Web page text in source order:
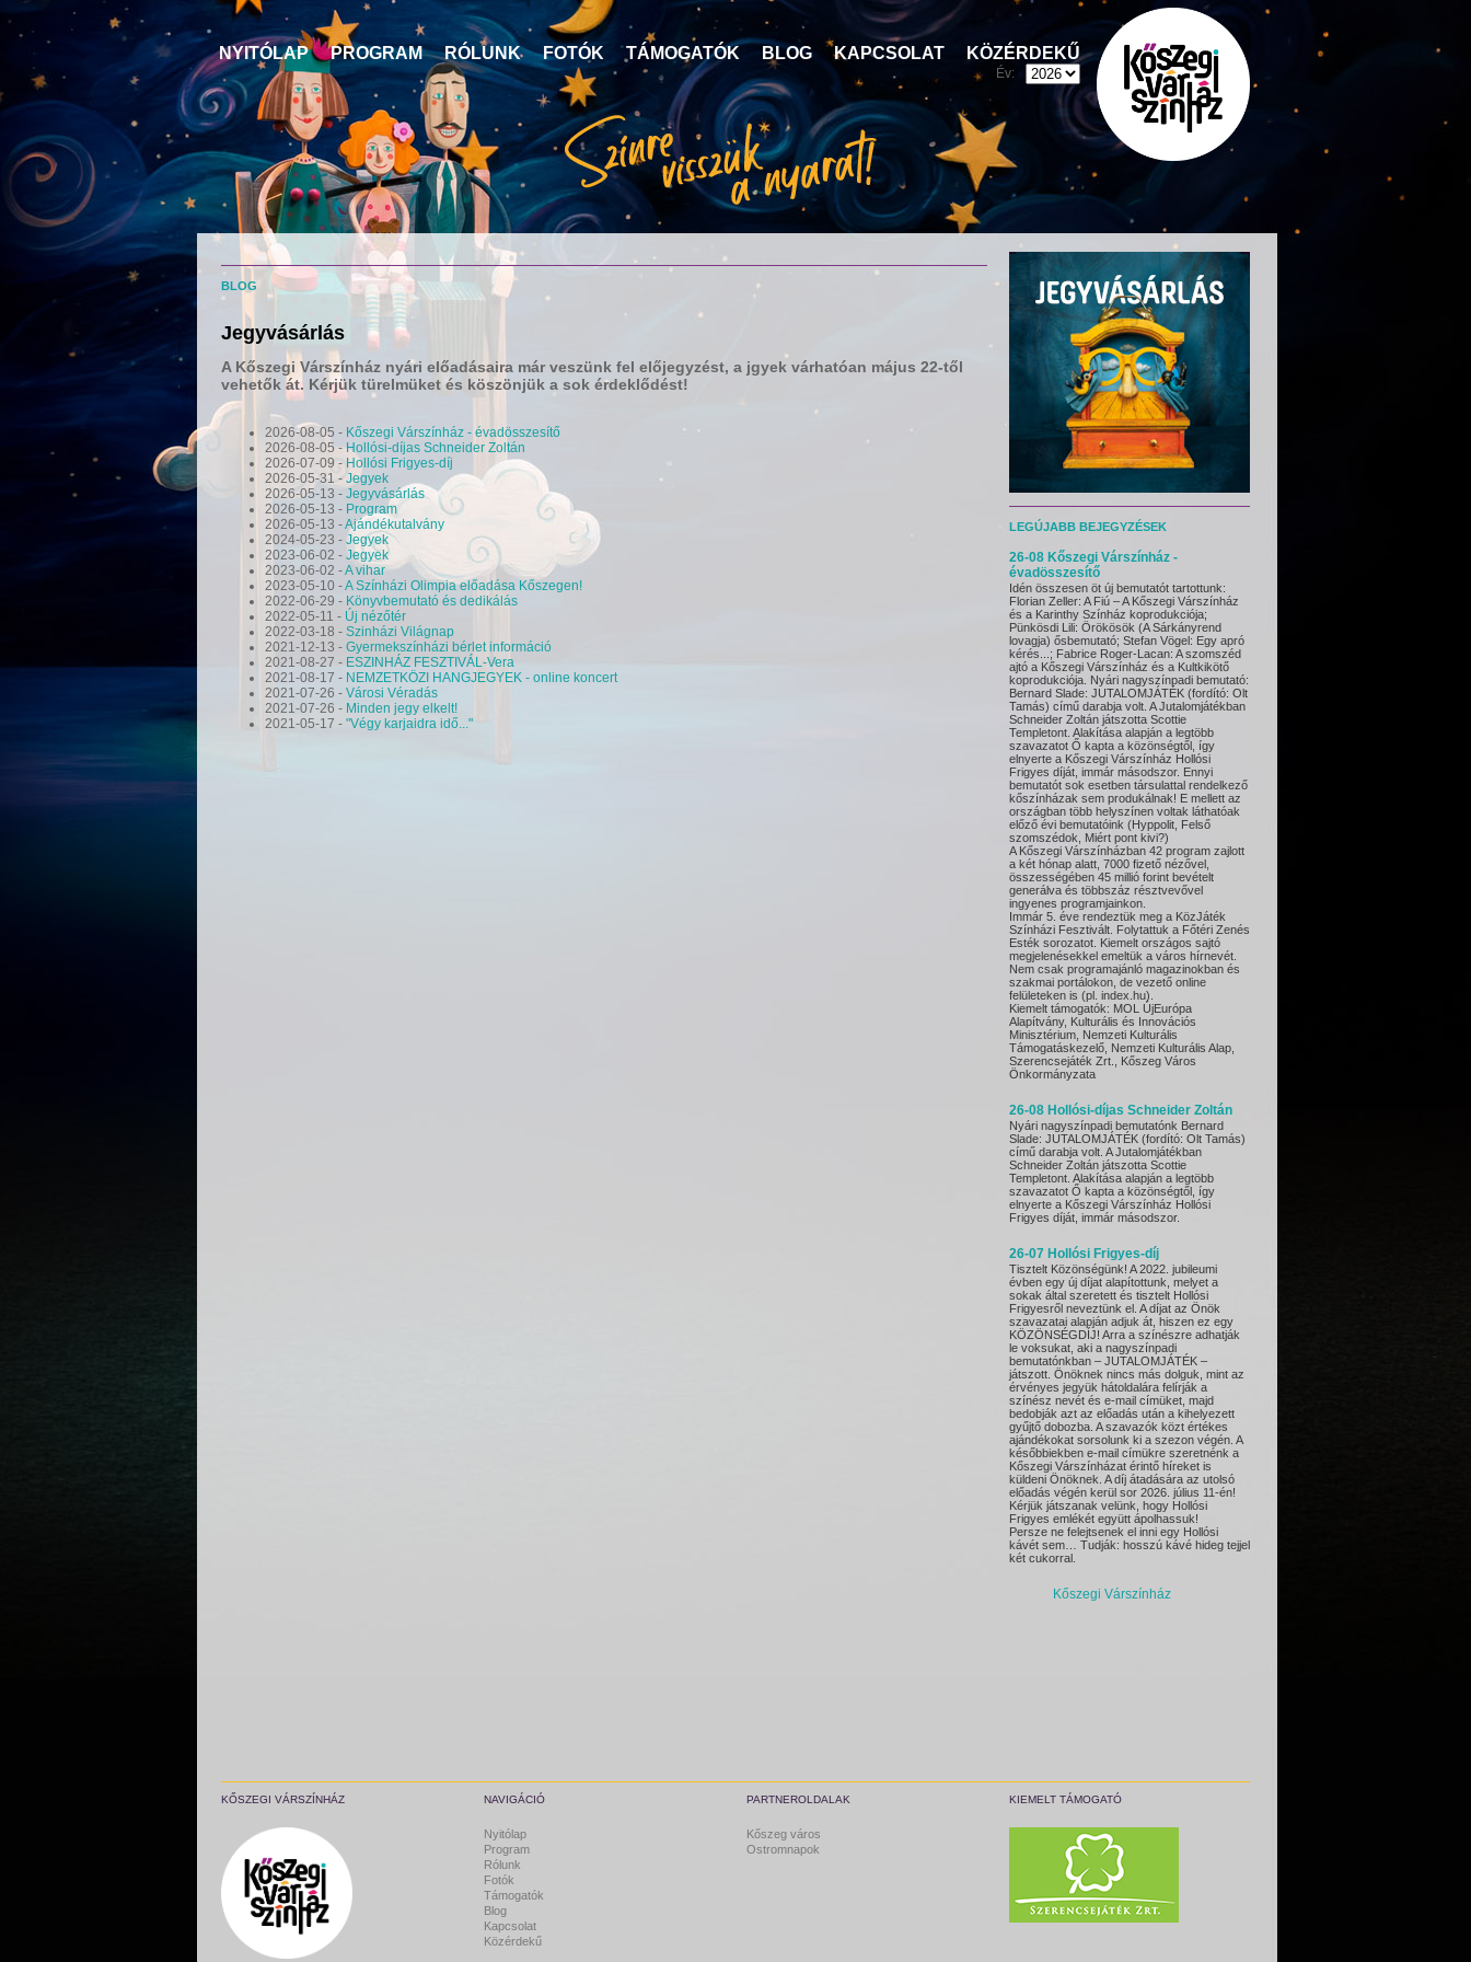
NYITÓLAP PROGRAM RÓLUNK FOTÓK TÁMOGATÓK BLOG KAPCSOLAT KÖZÉRDEKŰ
Év:
BLOG
Jegyvásárlás
A Kőszegi Várszínház nyári előadásaira már veszünk fel előjegyzést, a jgyek várhatóan május 22-től
vehetők át. Kérjük türelmüket és köszönjük a sok érdeklődést!
2026-08-05 - Kőszegi Várszínház - évadösszesítő
2026-08-05-Hollósi-díjas Schneider Zoltán
2026-07-09 - Hollósi Frigyes-díj
2026-05-31 - Jegyek
2026-05-13 - Jegyvásárlás
2026-05-13 - Program
2026-05-13 -Ajándékutalvány
2024-05-23 - Jegyek
2023-06-02 - Jegyek
2023-06-02 -A vihar
2023-05-10 -A Színházi Olimpia előadása Kőszegen!
2022-06-29 - Könyvbemutató és dedikálás
2022-05-11 - Új nézőtér
2022-03-18 - Szinházi Világnap
2021-12-13 - Gyermekszínházi bérlet információ
2021-08-27 - ESZINHÁZ FESZTIVÁL-Vera
2021-08-17 - NEMZETKÖZI HANGJEGYEK - online koncert
2021-07-26 - Városi Véradás
2021-07-26 - Minden jegy elkelt!
2021-05-17 - "Végy karjaidra idő..."
LEGÚJABB BEJEGYZÉSEK
26-08 Kőszegi Várszínház -
évadösszesítő
Idén összesen öt új bemutatót tartottunk:
Florian Zeller: A Fiú – A Kőszegi Várszínház
és a Karinthy Színház koprodukciója;
Pünkösdi Lili: Örökösök (A Sárkányrend
lovagja) ősbemutató; Stefan Vögel: Egy apró
kérés...; Fabrice Roger-Lacan: A szomszéd
ajtó a Kőszegi Várszínház és a Kultkikötő
koprodukciója. Nyári nagyszínpadi bemutató:
Bernard Slade: JUTALOMJÁTÉK (fordító: Olt
Tamás) című darabja volt. A Jutalomjátékban
Schneider Zoltán játszotta Scottie
Templetont. Alakítása alapján a legtöbb
szavazatot Ő kapta a közönségtől, így
elnyerte a Kőszegi Várszínház Hollósi
Frigyes díját, immár másodszor. Ennyi
bemutatót sok esetben társulattal rendelkező
kőszínházak sem produkálnak! E mellett az
országban több helyszínen voltak láthatóak
előző évi bemutatóink (Hyppolit, Felső
szomszédok, Miért pont kivi?)
A Kőszegi Várszínházban 42 program zajlott
a két hónap alatt, 7000 fizető nézővel,
összességében 45 millió forint bevételt
generálva és többszáz résztvevővel
ingyenes programjainkon.
Immár 5. éve rendeztük meg a KözJáték
Színházi Fesztivált. Folytattuk a Főtéri Zenés
Esték sorozatot. Kiemelt országos sajtó
megjelenésekkel emeltük a város hírnevét.
Nem csak programajánló magazinokban és
szakmai portálokon, de vezető online
felületeken is (pl. index.hu).
Kiemelt támogatók: MOL ÚjEurópa
Alapítvány, Kulturális és Innovációs
Minisztérium, Nemzeti Kulturális
Támogatáskezelő, Nemzeti Kulturális Alap,
Szerencsejáték Zrt., Kőszeg Város
Önkormányzata
26-08 Hollósi-díjas Schneider Zoltán
Nyári nagyszínpadi bemutatónk Bernard
Slade: JUTALOMJÁTÉK (fordító: Olt Tamás)
című darabja volt. A Jutalomjátékban
Schneider Zoltán játszotta Scottie
Templetont. Alakítása alapján a legtöbb
szavazatot Ő kapta a közönségtől, így
elnyerte a Kőszegi Várszínház Hollósi
Frigyes díját, immár másodszor.
26-07 Hollósi Frigyes-díj
Tisztelt Közönségünk! A 2022. jubileumi
évben egy új díjat alapítottunk, melyet a
sokak által szeretett és tisztelt Hollósi
Frigyesről neveztünk el. A díjat az Önök
szavazatai alapján adjuk át, hiszen ez egy
KÖZÖNSÉGDÍJ! Arra a színészre adhatják
le voksukat, aki a nagyszínpadi
bemutatónkban – JUTALOMJÁTÉK –
játszott. Önöknek nincs más dolguk, mint az
érvényes jegyük hátoldalára felírják a
színész nevét és e-mail címüket, majd
bedobják azt az előadás után a kihelyezett
gyűjtő dobozba. A szavazók közt értékes
ajándékokat sorsolunk ki a szezon végén. A
későbbiekben e-mail címükre szeretnénk a
Kőszegi Várszínházat érintő híreket is
küldeni Önöknek. A díj átadására az utolsó
előadás végén kerül sor 2026. július 11-én!
Kérjük játszanak velünk, hogy Hollósi
Frigyes emlékét együtt ápolhassuk!
Persze ne felejtsenek el inni egy Hollósi
kávét sem… Tudják: hosszú kávé hideg tejjel
két cukorral.
Kőszegi Várszínház
KŐSZEGI VÁRSZÍNHÁZ NAVIGÁCIÓ
Nyitólap
Program
Rólunk
Fotók
Támogatók
Blog
Kapcsolat
Közérdekű
PARTNEROLDALAK
Kőszeg város
Ostromnapok
KIEMELT TÁMOGATÓ